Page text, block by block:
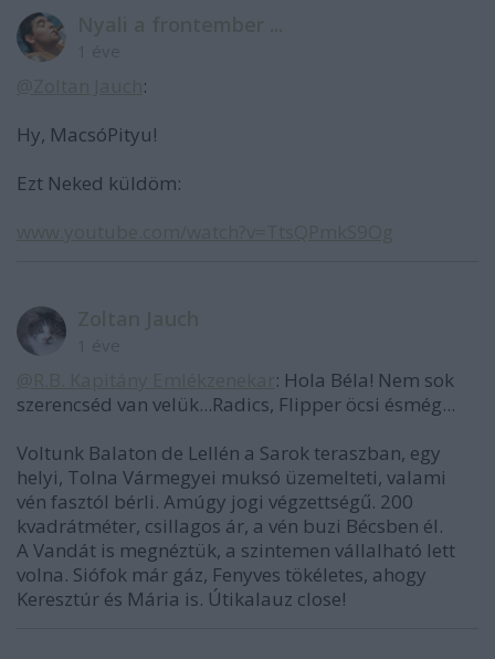
:
Hy, MacsóPityu!
Ezt Neked küldöm:
: Hola Béla! Nem sok
szerencséd van velük...Radics, Flipper öcsi ésmég...
Voltunk Balaton de Lellén a Sarok teraszban, egy
helyi, Tolna Vármegyei muksó üzemelteti, valami
vén fasztól bérli. Amúgy jogi végzettségű. 200
kvadrátméter, csillagos ár, a vén buzi Bécsben él.
A Vandát is megnéztük, a szintemen vállalható lett
volna. Siófok már gáz, Fenyves tökéletes, ahogy
Keresztúr és Mária is. Útikalauz close!